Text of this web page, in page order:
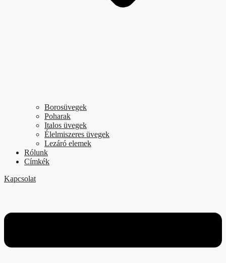
Borosüvegek
Poharak
Italos üvegek
Élelmiszeres üvegek
Lezáró elemek
Rólunk
Címkék
Kapcsolat